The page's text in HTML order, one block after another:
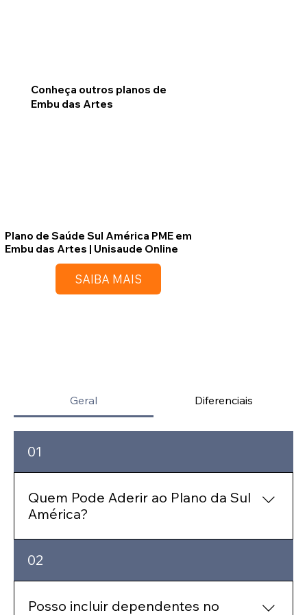
Geral Diferenciais
01
Quem Pode Aderir ao Plano da Sul
América?
Individual ou Familiar - O contrato com a
SulAmérica saúde pode ser feita por qualquer
pessoa maior de 18 anos, assim sendo o titular
do plano pode incluir dependentes desde que
02
Posso incluir dependentes no
Conheça outros planos de
Embu das Artes
Plano de Saúde Sul América PME em
Embu das Artes | Unisaude Online
SAIBA MAIS